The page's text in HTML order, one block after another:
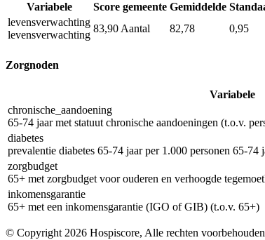
Variabele Score gemeente Gemiddelde
levensverwachting
levensverwachting
83,90Aantal 82,78 0,95
Zorgnoden
Variabele
chronische_aandoening
65-74 jaar met statuut chronische aandoeningen (t.o.v.
diabetes
prevalentie diabetes 65-74 jaar per 1.000 personen 65-74
zorgbudget
65+ met zorgbudget voor ouderen en verhoogde
inkomensgarantie
65+ met een inkomensgarantie (IGO of GIB) (t.o.v. 65+)
© Copyright 2026 Hospiscore, Alle rechten voorbehouden